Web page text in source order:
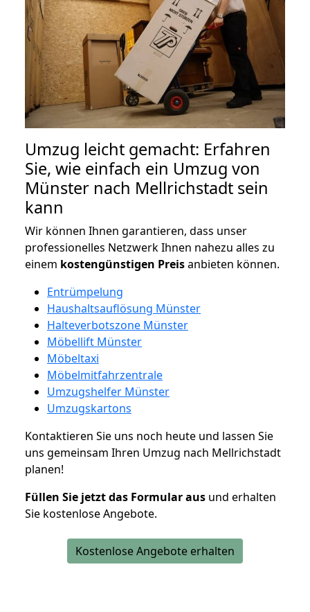
Umzug leicht gemacht: Erfahren
Sie, wie einfach ein Umzug von
Münster nach Mellrichstadt sein
kann
Wir können Ihnen garantieren, dass unser
professionelles Netzwerk Ihnen nahezu alles zu
einem kostengünstigen Preisanbieten können.
Entrümpelung
Haushaltsauflösung Münster
Halteverbotszone Münster
Möbellift Münster
Möbeltaxi
Möbelmitfahrzentrale
Umzugshelfer Münster
Umzugskartons
Kontaktieren Sie uns noch heute und lassen Sie
uns gemeinsam Ihren Umzug nach Mellrichstadt
planen!
Füllen Sie jetzt das Formular aus und erhalten
Sie kostenlose Angebote.
Kostenlose Angebote erhalten